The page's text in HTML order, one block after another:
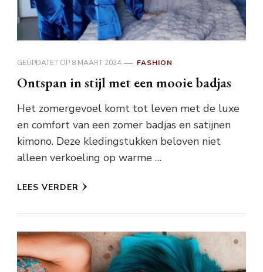
GEÜPDATET OP 8 MAART 2024 FASHION
Ontspan in stijl met een mooie badjas
Het zomergevoel komt tot leven met de luxe
en comfort van een zomer badjas en satijnen
kimono. Deze kledingstukken beloven niet
alleen verkoeling op warme …
LEES VERDER